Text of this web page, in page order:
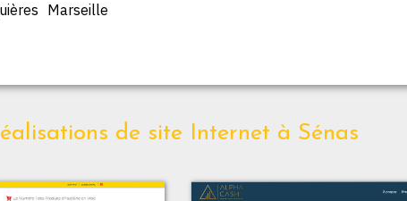
Marseille
de site Internet à Sénas